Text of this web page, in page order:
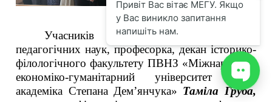
Учасників заходу привітали
педагогічних наук, професорка, декан історико-
філологічного факультету ПВНЗ «Міжнародний
економіко-гуманітарний університет імені
академіка Степана Дем’янчука» Таміла Груба,